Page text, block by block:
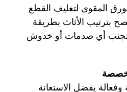
المقوى لتغليف القطع
بترتيب الأثاث بطريقة
أي صدمات أو خدوش
يفضل الاستعانة